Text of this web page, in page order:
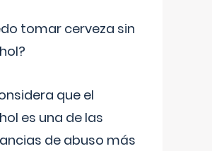
tomar cerveza sin
que el
es una de las
de abuso más